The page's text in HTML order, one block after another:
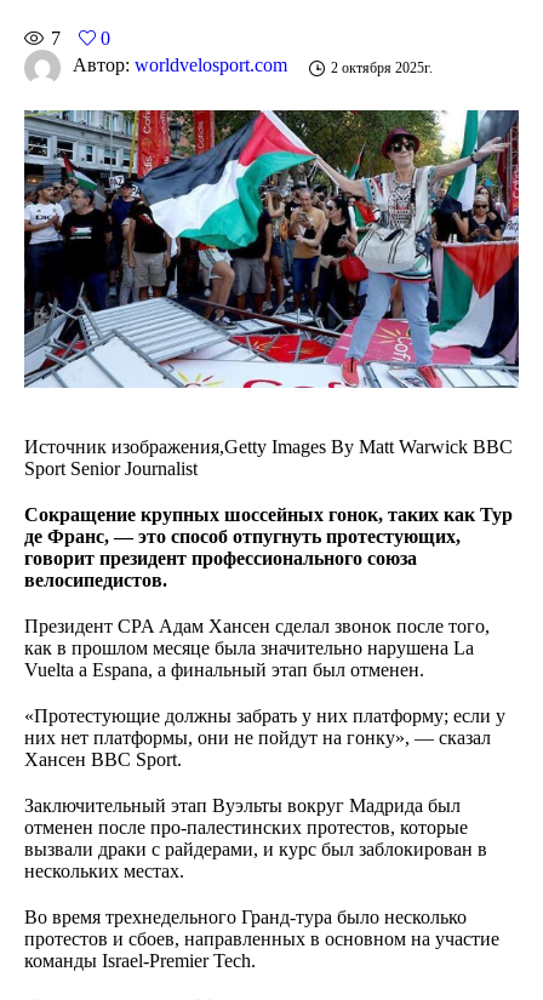
7
0
Автор: worldvelosport.com 2 октября 2025г.
Источник изображения,Getty Images By Matt Warwick BBC
Sport Senior Journalist
Сокращение крупных шоссейных гонок, таких как Тур
де Франс, — это способ отпугнуть протестующих,
говорит президент профессионального союза
велосипедистов.
Президент CPA Адам Хансен сделал звонок после того,
как в прошлом месяце была значительно нарушена La
Vuelta a Espana, а финальный этап был отменен.
«Протестующие должны забрать у них платформу; если у
них нет платформы, они не пойдут на гонку», — сказал
Хансен BBC Sport.
Заключительный этап Вуэльты вокруг Мадрида был
отменен после про-палестинских протестов, которые
вызвали драки с райдерами, и курс был заблокирован в
нескольких местах.
Во время трехнедельного Гранд-тура было несколько
протестов и сбоев, направленных в основном на участие
команды Israel-Premier Tech.